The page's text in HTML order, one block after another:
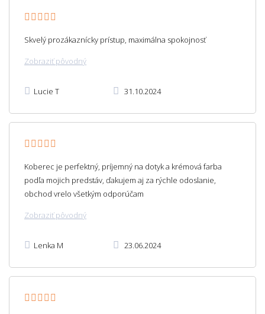
Skvelý prozákaznícky prístup, maximálna spokojnosť
Zobraziť pôvodný
Lucie T 31.10.2024
Koberec je perfektný, príjemný na dotyk a krémová farba
podľa mojich predstáv, ďakujem aj za rýchle odoslanie,
obchod vrelo všetkým odporúčam
Zobraziť pôvodný
Lenka M 23.06.2024